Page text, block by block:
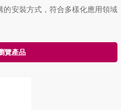
安裝方式，符合多樣化應用領域
覽產品